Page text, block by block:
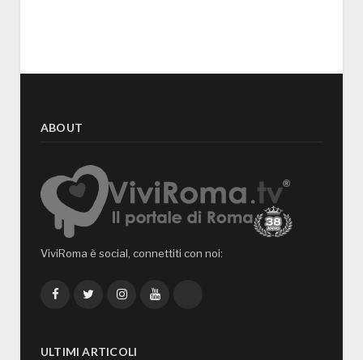
ABOUT
ViviRoma è social, connettiti con noi:
FacebookTwitterInstagramYouTube
ULTIMI ARTICOLI